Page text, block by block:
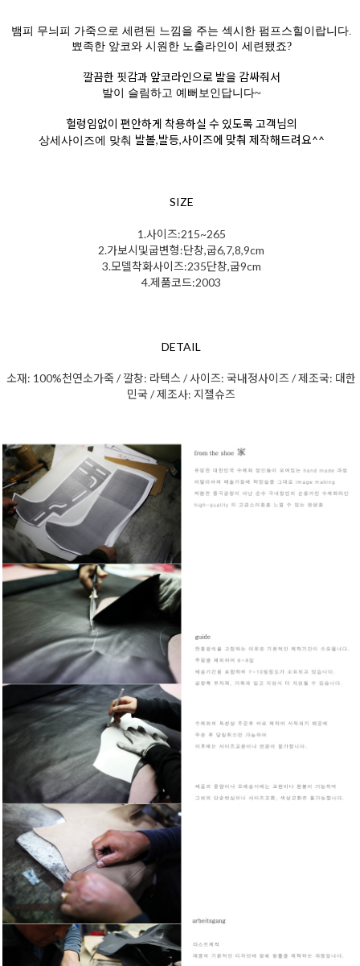
뱀피 무늬피 가죽으로 세련된 느낌을 주는 섹시한 펌프스힐이랍니다.
뾰족한 앞코와 시원한 노출라인이 세련됐죠?
깔끔한 핏감과 앞코라인으로 발을 감싸줘서
발이 슬림하고 예뻐보인답니다~
헐렁임없이 편안하게 착용하실 수 있도록 고객님의
상세사이즈에 맞춰 발볼,발등,사이즈에 맞춰 제작해드려요^^
SIZE
1.사이즈:215~265
2.가보시및굽변형:단창,굽6,7,8,9cm
3.모델착화사이즈:235단창,굽9cm
4.제품코드:2003
DETAIL
소재: 100%천연소가죽 / 깔창: 라텍스 / 사이즈: 국내정사이즈 / 제조국: 대한
민국 / 제조사: 지젤슈즈